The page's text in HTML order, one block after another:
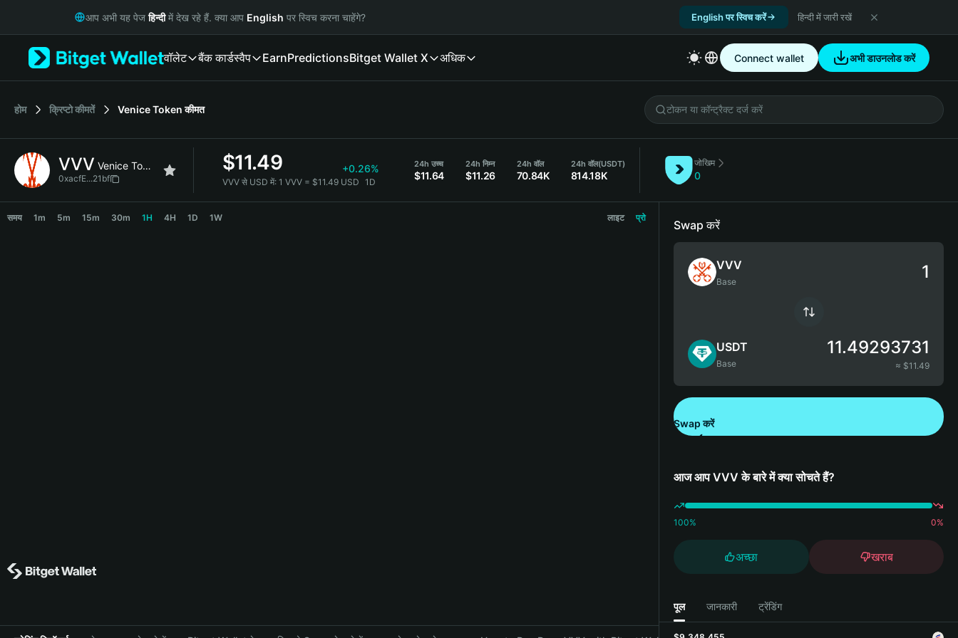
Русский
Italiano
简体中文
繁體中文
Bahasa Indonesia
आप अभी यह पेजहिन्दीमें देख रहे हैं. क्या आप English पर स्विच करना चाहेंगे? English पर स्विच करें हिन्दी में जारी रखें
वॉलेट बैंक कार्डस्वैप EarnPredictionsBitget Wallet X अधिक Connect wallet अभी डाउनलोड करें
होम क्रिप्टो कीमतें Venice Token कीमत
VVV Venice Token
0xacfE...21bf
$11.49 +0.26%
VVV से USD में: 1 VVV = $11.49 USD 1D
24h उच्च
$11.64
24h निम्न
$11.26
24h वॉल
70.84K
24h वॉल(USDT)
814.18K
जोखिम
0
समय 1m 5m 15m 30m 1H 4H 1D 1W लाइट प्रो
Swap करें
VVV
Base
USDT
Base
11.49293731
≈ $11.49
Swap करें
आज आप VVV के बारे में क्या सोचते हैं?
100% 0%
अच्छा खराब
पूल जानकारी ट्रेंडिंग